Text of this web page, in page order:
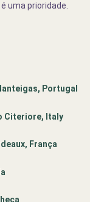
uma prioridade.
Portugal
Citeriore, Italy
França